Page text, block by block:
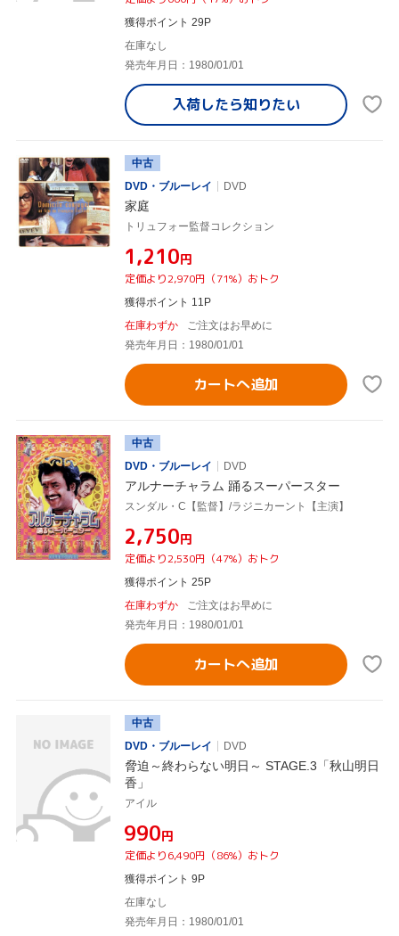
獲得ポイント 29P
在庫なし
発売年月日：1980/01/01
入荷したら知りたい
中古
DVD・ブルーレイ
DVD
家庭
トリュフォー監督コレクション
¥1,210円
定価より2,970円（71%）おトク
獲得ポイント 11P
在庫わずか
ご注文はお早めに
発売年月日：1980/01/01
カートへ追加
中古
DVD・ブルーレイ
DVD
アルナーチャラム 踊るスーパースター
スンダル・C【監督】/ラジニカーント【主演】
¥2,750円
定価より2,530円（47%）おトク
獲得ポイント 25P
在庫わずか
ご注文はお早めに
発売年月日：1980/01/01
カートへ追加
中古
DVD・ブルーレイ
DVD
脅迫～終わらない明日～ STAGE.3「秋山明日
香」
アイル
¥990円
定価より6,490円（86%）おトク
獲得ポイント 9P
在庫なし
発売年月日：1980/01/01